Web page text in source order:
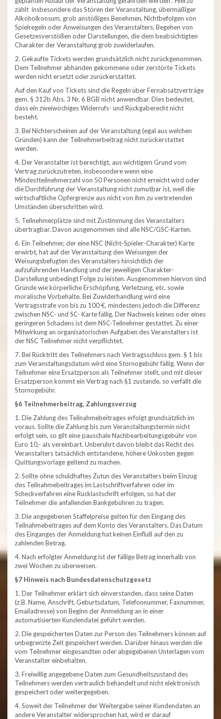
zählt insbesondere das Stören der Veranstaltung, übermäßiger
Alkoholkonsum, grob anstößiges Benehmen, Nichtbefolgen von
Spielregeln oder Anweisungen des Veranstalters, Begehen von
Gesetzesverstößen oder Darstellungen, die dem beabsichtigten
Charakter der Veranstaltung grob zuwiderlaufen.
2. Gekaufte Tickets werden grundsätzlich nicht zurückgenommen.
Dem Teilnehmer abhanden gekommene oder zerstörte Tickets
werden nicht ersetzt oder zurückerstattet.
Auf den Kauf von Tickets sind die Regeln über Fernabsatzverträge
gem. § 312b Abs. 3 Nr. 6 BGB nicht anwendbar. Dies bedeutet,
dass ein zweiwöchiges Widerrufs- und Rückgaberecht nicht
besteht.
3. Bei Nichterscheinen auf der Veranstaltung (egal aus welchen
Gründen) kann der Teilnehmerbeitrag nicht zurückerstattet
werden.
4. Der Veranstalter ist berechtigt, aus wichtigem Grund vom
Vertrag zurückzutreten, insbesondere wenn eine
Mindestteilnehmerzahl von 50 Personen nicht erreicht wird oder
die Durchführung der Veranstaltung nicht zumutbar ist, weil die
wirtschaftliche Opfergrenze aus nicht von ihm zu vertretenden
Umständen überschritten wird.
5. Teilnehmerplätze sind mit Zustimmung des Veranstalters
übertragbar. Davon ausgenommen sind alle NSC/GSC-Karten.
6. Ein Teilnehmer, der eine NSC (Nicht-Spieler-Charakter) Karte
erwirbt, hat auf der Veranstaltung den Weisungen der
Weisungsbefugten des Veranstalters hinsichtlich der
aufzuführenden Handlung und der jeweiligen Charakter-
Darstellung unbedingt Folge zu leisten. Ausgenommen hiervon sind
Gründe wie körperliche Erschöpfung, Verletzung, etc. sowie
moralische Vorbehalte. Bei Zuwiderhandlung wird eine
Vertragsstrafe von bis zu 100 €, mindestens jedoch die Differenz
zwischen NSC- und SC- Karte fällig. Der Nachweis keines oder eines
geringeren Schadens ist dem NSC-Teilnehmer gestattet. Zu einer
Mitwirkung an organisatorischen Aufgaben des Veranstalters ist
der NSC Teilnehmer nicht verpflichtet.
7. Bei Rücktritt des Teilnehmers nach Vertragsschluss gem. § 1 bis
zum Veranstaltungsdatum wird eine Stornogebühr fällig. Wenn der
Teilnehmer eine Ersatzperson als Teilnehmer stellt, und mit dieser
Ersatzperson kommt ein Vertrag nach §1 zustande, so verfällt die
Stornogebühr.
§6 Teilnehmerbeitrag, Zahlungsverzug
1. Die Zahlung des Teilnahmebeitrages erfolgt grundsätzlich im
voraus. Sollte die Zahlung bis zum Veranstaltungstermin nicht
erfolgt sein, so gilt eine pauschale Nachbearbeitungsgebühr von
Euro 10,- als vereinbart. Unberührt davon bleibt das Recht des
Veranstalters tatsächlich entstandene, höhere Unkosten gegen
Quittungsvorlage geltend zu machen.
2. Sollte ohne schuldhaftes Zutun des Veranstalters beim Einzug
des Teilnahmebeitrages im Lastschriftverfahren oder im
Scheckverfahren eine Rücklastschrift erfolgen, so hat der
Teilnehmer die anfallenden Bankgebühren zu tragen.
3. Die angegebenen Staffelpreise gelten für den Eingang des
Teilnahmebeitrages auf dem Konto des Veranstalters. Das Datum
des Einganges der Anmeldung hat keinen Einfluß auf den zu
zahlenden Betrag.
4. Nach erfolgter Anmeldung ist der fällige Betrag innerhalb von
zwei Wochen zu überweisen.
§7 Hinweis nach Bundesdatenschutzgesetz
1. Der Teilnehmer erklärt sich einverstanden, dass seine Daten
(z.B. Name, Anschrift, Geburtsdatum, Telefonnummer, Faxnummer,
Emailadresse) von Beginn der Anmeldung an in einer
automatisierten Kundendatei geführt werden.
2. Die gespeicherten Daten zur Person des Teilnehmers können auf
unbegrenzte Zeit gespeichert werden. Darüber hinaus werden die
vom Teilnehmer eingesandten oder abgegebenen Unterlagen vom
Veranstalter einbehalten.
3. Freiwillig angegebene Daten zum Gesundheitszustand des
Teilnehmers werden vertraulich behandelt und nicht elektronisch
gespeichert oder weitergegeben.
4. Soweit der Teilnehmer der Weitergabe seiner Kundendaten an
andere Veranstalter widersprochen hat, wird er darauf